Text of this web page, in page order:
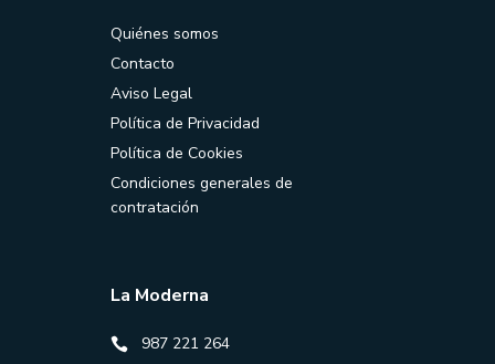
Quiénes somos
Contacto
Aviso Legal
Política de Privacidad
Política de Cookies
Condiciones generales de
contratación
La Moderna
987 221 264